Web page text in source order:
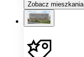
Zobacz mieszkania